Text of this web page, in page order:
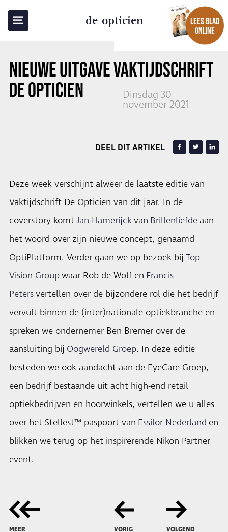
de opticien
LEES BLAD
ONLINE
NIEUWE UITGAVE VAKTIJDSCHRIFT
DE OPTICIEN
Dinsdag 30
november 2021
TERUG NAAR OVERZICHT
DEEL DIT ARTIKEL
Deze week verschijnt alweer de laatste editie van
Vaktijdschrift De Opticien van dit jaar. In de
coverstory komtJan Hamerijckvan Brillenliefde aan
het woord over zijn nieuwe concept, genaamd
OptiPlatform. Verder gaan we op bezoek bij Top
Vision Groupwaar Rob de Wolf en Francis
Petersvertellen over de bijzondere rol die het bedrijf
vervult binnen de (inter)nationale optiekbranche en
spreken we ondernemer Ben Bremer over de
aansluiting bij Oogwereld Groep. In deze editie
besteden we ook aandacht aan de EyeCare Groep,
een bedrijf bestaande uit acht high-end retail
optiekbedrijven en hoorwinkels, vertellen we u alles
over het Stellest™ paspoort van Essilor Nederland en
blikken we terug op het inspirerende Nikon Partner
event.
MEER
VORIG
VOLGEND